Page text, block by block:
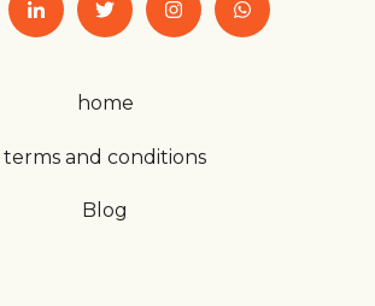
home
terms and conditions
Blog